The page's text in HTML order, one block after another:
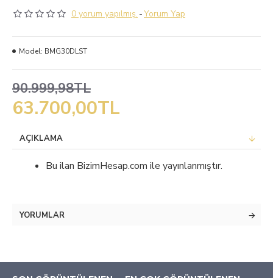
0 yorum yapılmış. -Yorum Yap
63.700,00TL
90.999,98TL
Model: BMG30DLST
AÇIKLAMA
Bu ilan BizimHesap.com ile yayınlanmıştır.
YORUMLAR